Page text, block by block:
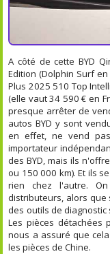
A côté de cette BYD
Edition (Dolphin Surf
Plus 2025 510 Top
(elle vaut 34 590 € en
presque arrêter de
autos BYD y sont
en effet, ne vend
importateur
des BYD, mais ils
ou 150 000 km). Et ils
rien chez l'autre.
distributeurs, alors
des outils de
Les pièces détachées
nous a assuré que
les pièces de Chine.